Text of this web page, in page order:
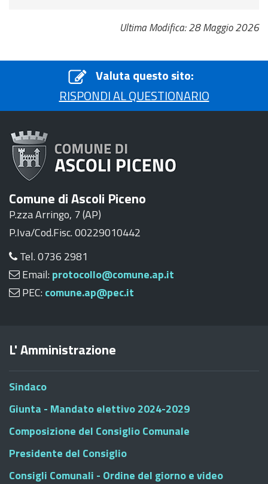
Ultima Modifica: 28 Maggio 2026
Valuta questo sito:
RISPONDI AL QUESTIONARIO
Comune di Ascoli Piceno
P.zza Arringo, 7 (AP)
P.Iva/Cod.Fisc. 00229010442
Tel. 0736 2981
Email: protocollo@comune.ap.it
PEC: comune.ap@pec.it
L' Amministrazione
Sindaco
Giunta - Mandato elettivo 2024-2029
Composizione del Consiglio Comunale
Presidente del Consiglio
Consigli Comunali - Ordine del giorno e video